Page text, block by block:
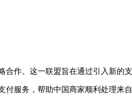
作。这一联盟旨在通过引入新的
付服务，帮助中国商家顺利处理